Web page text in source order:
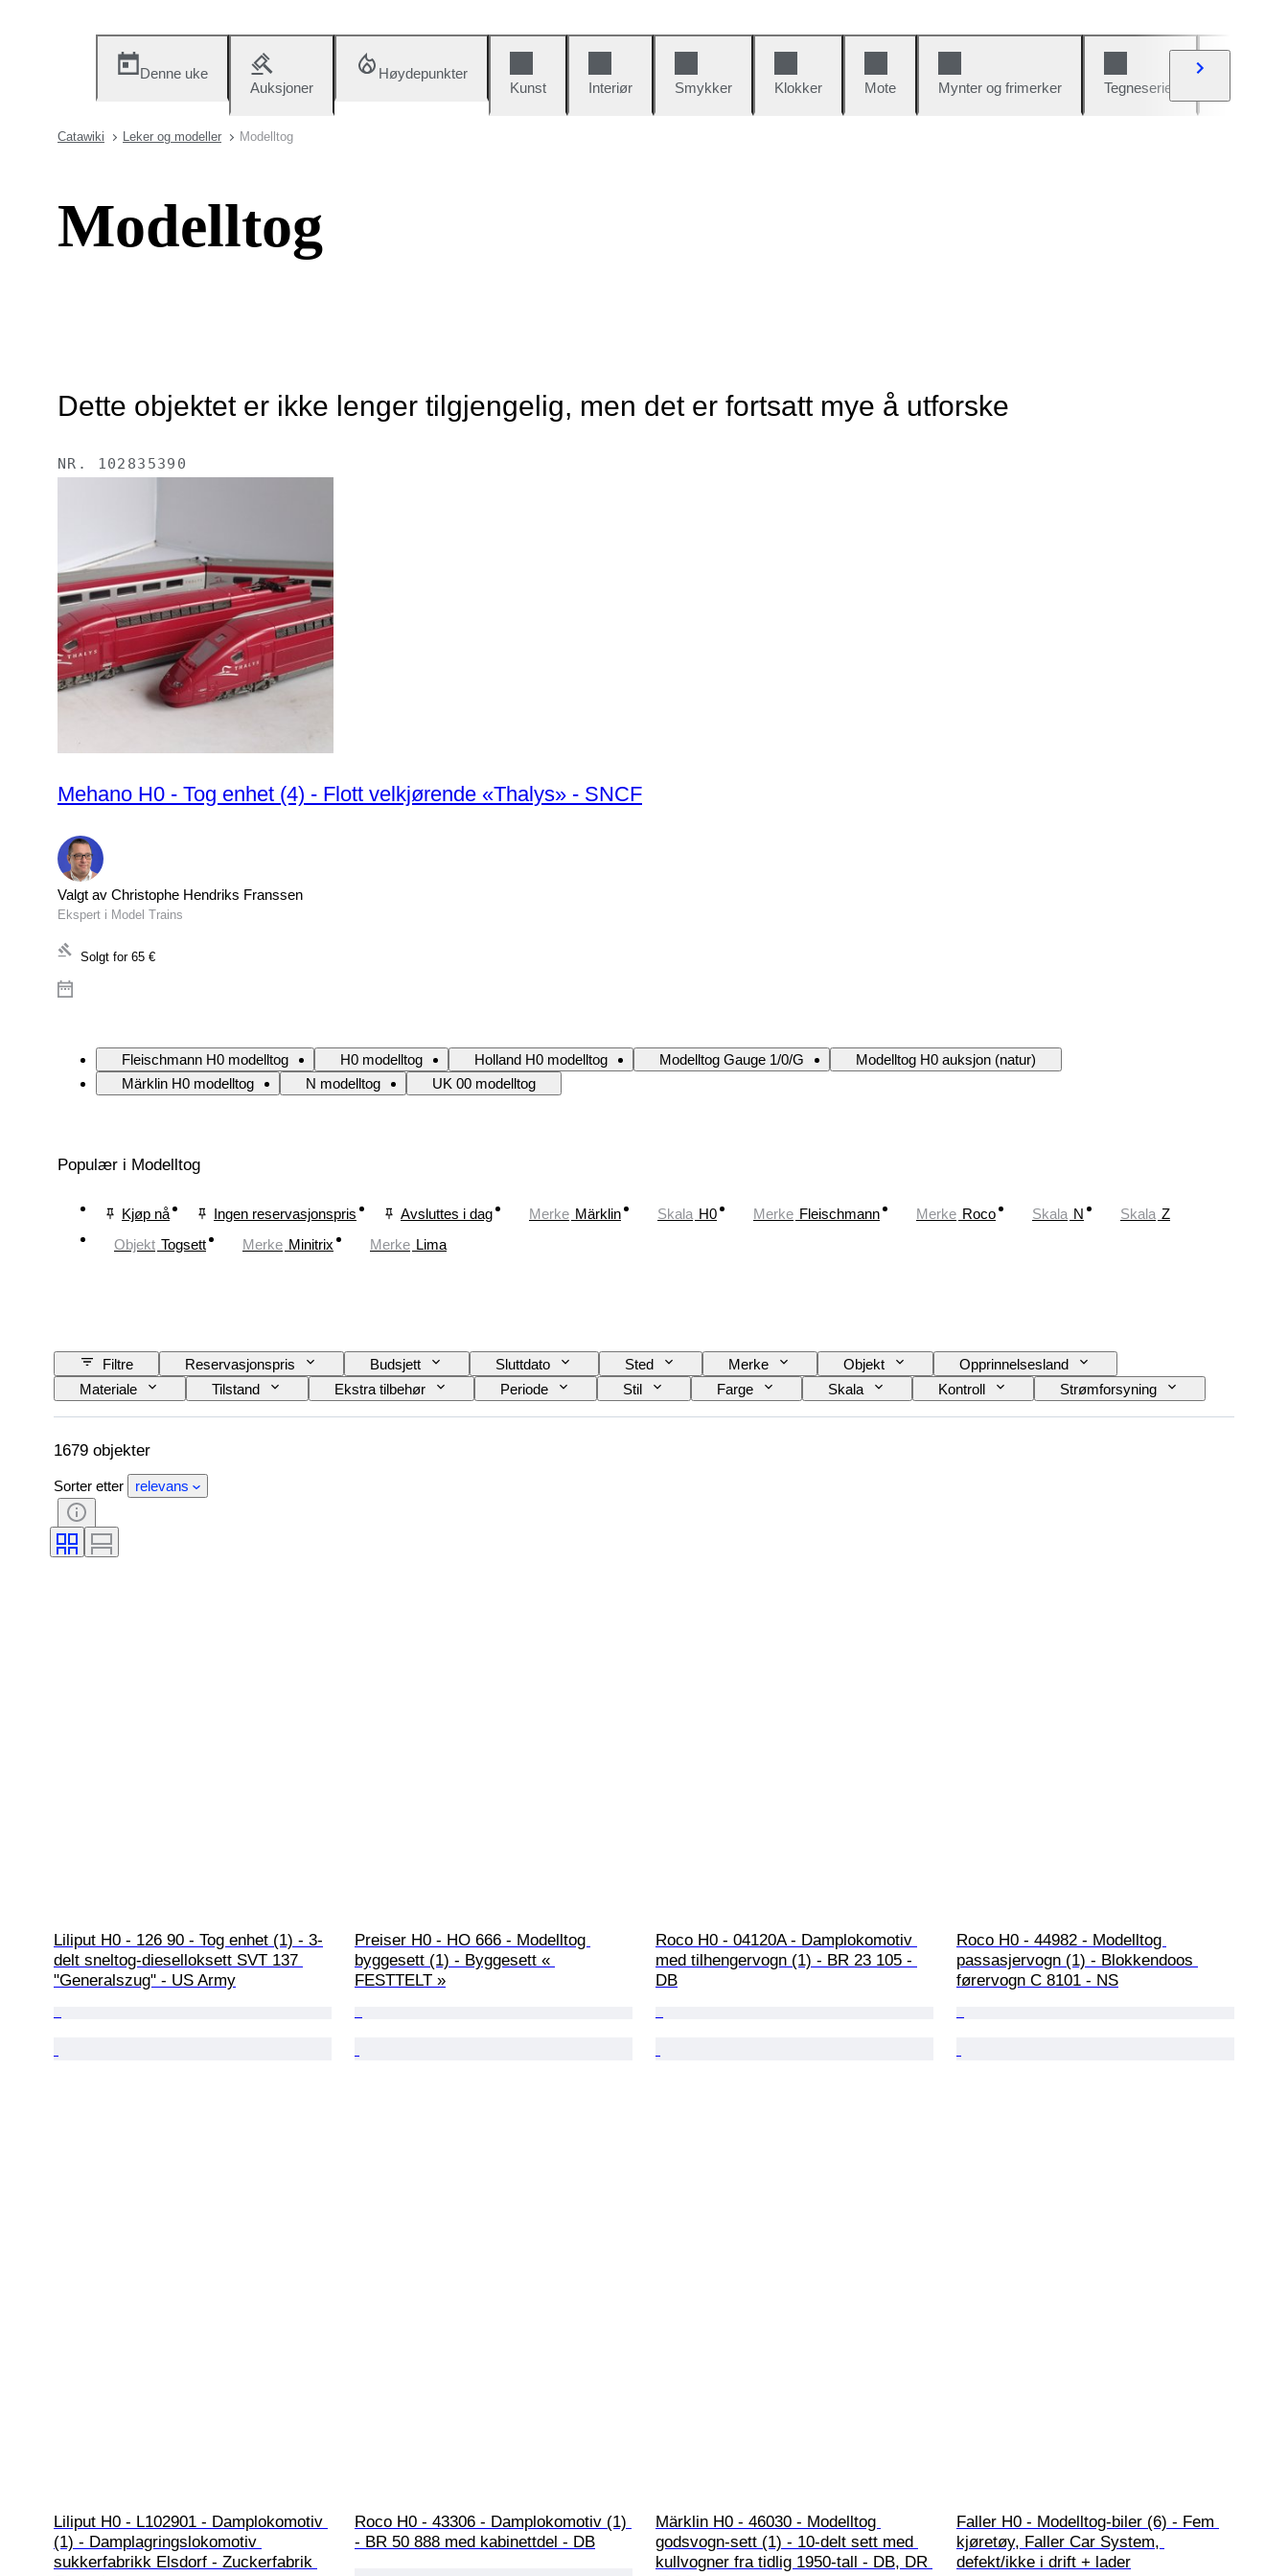
Denne uke
Auksjoner
Høydepunkter
Kunst
Interiør Smykker Klokker Mote Mynter og frimerker Tegneserier
Catawiki Leker og modeller Modelltog
Modelltog
Dette objektet er ikke lenger tilgjengelig, men det er fortsatt mye å utforske
NR. 102835390
Mehano H0 - Tog enhet (4) - Flott velkjørende «Thalys» - SNCF
Valgt av Christophe Hendriks Franssen
Ekspert i Model Trains
Solgt for 65 €
Fleischmann H0 modelltog H0 modelltog Holland H0 modelltog Modelltog Gauge 1/0/G
Modelltog H0 auksjon (natur)
Märklin H0 modelltog
N modelltog UK 00 modelltog
Populær i Modelltog
Kjøp nå Ingen reservasjonspris Avsluttes i dag Merke Märklin Skala H0 Merke Fleischmann Merke Roco Skala N Skala Z
Objekt Togsett Merke Minitrix Merke Lima
Filtre Reservasjonspris Budsjett Sluttdato Sted Merke Objekt
Opprinnelsesland
Materiale
Tilstand Ekstra tilbehør Periode Stil Farge Skala Kontroll
Strømforsyning
Jernbaneselskap
Æra
1679 objekter
Sorter etter relevans
Liliput H0 - 126 90 - Tog enhet (1) - 3-
delt sneltog-dieselloksett SVT 137
"Generalszug" - US Army
Preiser H0 - HO 666 - Modelltog
byggesett (1) - Byggesett «
FESTTELT »
Roco H0 - 04120A - Damplokomotiv
med tilhengervogn (1) - BR 23 105 -
DB
Roco H0 - 44982 - Modelltog
passasjervogn (1) - Blokkendoos
førervogn C 8101 - NS
Liliput H0 - L102901 - Damplokomotiv
(1) - Damplagringslokomotiv
sukkerfabrikk Elsdorf - Zuckerfabrik
Roco H0 - 43306 - Damplokomotiv (1)
- BR 50 888 med kabinettdel - DB
Märklin H0 - 46030 - Modelltog
godsvogn-sett (1) - 10-delt sett med
kullvogner fra tidlig 1950-tall - DB, DR
Faller H0 - Modelltog-biler (6) - Fem
kjøretøy, Faller Car System,
defekt/ikke i drift + lader